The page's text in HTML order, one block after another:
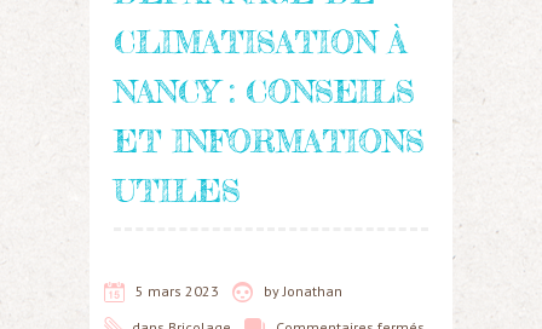
CLIMATISATION À
NANCY : CONSEILS
ET INFORMATIONS
UTILES
5 mars 2023 by Jonathan